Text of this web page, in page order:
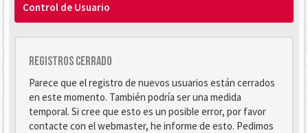
Control de Usuario
Registros cerrado
Parece que el registro de nuevos usuarios están cerrados
en este momento. También podría ser una medida
temporal. Si cree que esto es un posible error, por favor
contacte con el webmaster, he informe de esto. Pedimos